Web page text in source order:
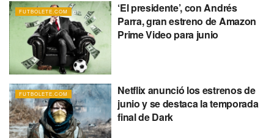
FUTBOLETE.COM
‘El presidente’, con Andrés
Parra, gran estreno de Amazon
Prime Video para junio
FUTBOLETE.COM
Netflix anunció los estrenos de
junio y se destaca la temporada
final de Dark